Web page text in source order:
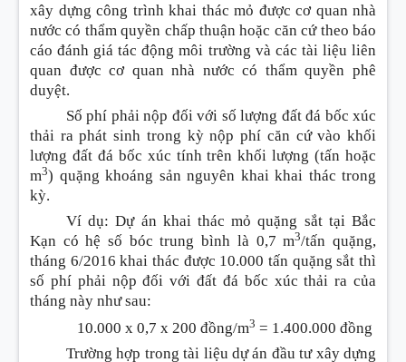
xây dựng công trình khai thác mỏ được cơ quan nhà
nước có thẩm quyền chấp thuận hoặc căn cứ theo báo
cáo đánh giá tác động môi trường và các tài liệu liên
quan được cơ quan nhà nước có thẩm quyền phê
duyệt.
Số phí phải nộp đối với số lượng đất đá bốc xúc
thải ra phát sinh trong kỳ nộp phí căn cứ vào khối
lượng đất đá bốc xúc tính trên khối lượng (tấn hoặc
m3) quặng khoáng sản nguyên khai khai thác trong
kỳ.
Ví dụ: Dự án khai thác mỏ quặng sắt tại Bắc
Kạn có hệ số bóc trung bình là 0,7m3/tấn quặng,
tháng 6/2016 khai thác được 10.000 tấn quặng sắt thì
số phí phải nộp đối với đất đá bốc xúc thải ra của
tháng này như sau:
10.000 x 0,7 x 200 đồng/m3 = 1.400.000 đồng
Trường hợp trong tài liệu dự án đầu tư xây dựng